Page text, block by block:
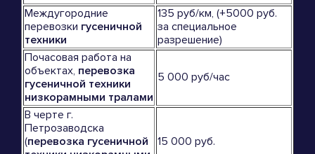
Междугородние
перевозки гусеничной
техники
135 руб/км, (+5000 руб.
за специальное
разрешение)
Почасовая работа на
объектах, перевозка
гусеничной техники
низкорамными тралами
5 000 руб/час
В черте г.
Петрозаводска
(перевозка гусеничной
15 000 руб.